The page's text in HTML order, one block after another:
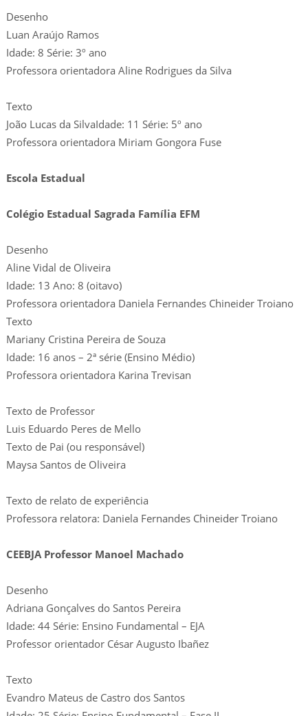
Desenho
Luan Araújo Ramos
Idade: 8 Série: 3º ano
Professora orientadora Aline Rodrigues da Silva
Texto
João Lucas da SilvaIdade: 11 Série: 5º ano
Professora orientadora Miriam Gongora Fuse
Escola Estadual
Colégio Estadual Sagrada Família EFM
Desenho
Aline Vidal de Oliveira
Idade: 13 Ano: 8 (oitavo)
Professora orientadora Daniela Fernandes Chineider Troiano
Texto
Mariany Cristina Pereira de Souza
Idade: 16 anos – 2ª série (Ensino Médio)
Professora orientadora Karina Trevisan
Texto de Professor
Luis Eduardo Peres de Mello
Texto de Pai (ou responsável)
Maysa Santos de Oliveira
Texto de relato de experiência
Professora relatora: Daniela Fernandes Chineider Troiano
CEEBJA Professor Manoel Machado
Desenho
Adriana Gonçalves do Santos Pereira
Idade: 44 Série: Ensino Fundamental – EJA
Professor orientador César Augusto Ibañez
Texto
Evandro Mateus de Castro dos Santos